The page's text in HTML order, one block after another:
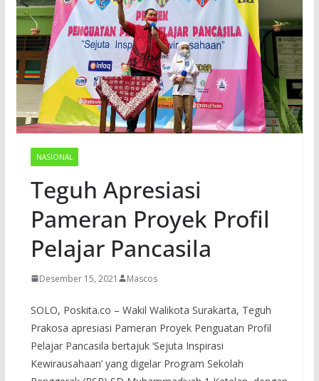
NASIONAL
Teguh Apresiasi
Pameran Proyek Profil
Pelajar Pancasila
Desember 15, 2021 Mascos
SOLO, Poskita.co – Wakil Walikota Surakarta, Teguh
Prakosa apresiasi Pameran Proyek Penguatan Profil
Pelajar Pancasila bertajuk ‘Sejuta Inspirasi
Kewirausahaan’ yang digelar Program Sekolah